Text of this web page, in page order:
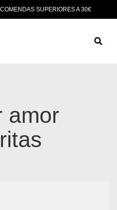
SUPERIORES A 30€
amor